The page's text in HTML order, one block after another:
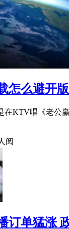
怎么避开
在KTV唱《老公
阅
订单猛涨